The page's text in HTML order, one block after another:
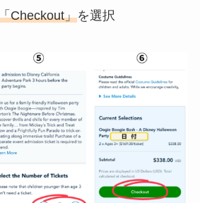
Checkout」を選択